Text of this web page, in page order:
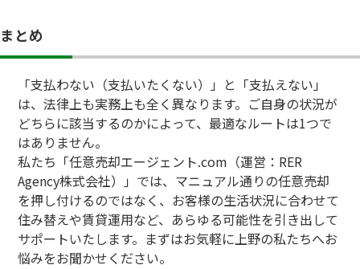
まとめ
「支払わない（支払いたくない）」と「支払えない」
は、法律上も実務上も全く異なります。ご自身の状況が
どちらに該当するのかによって、最適なルートは1つで
はありません。
私たち「任意売却エージェント.com（運営：RER
Agency株式会社）」では、マニュアル通りの任意売却
を押し付けるのではなく、お客様の生活状況に合わせて
住み替えや賃貸運用など、あらゆる可能性を引き出して
サポートいたします。まずはお気軽に上野の私たちへお
悩みをお聞かせください。